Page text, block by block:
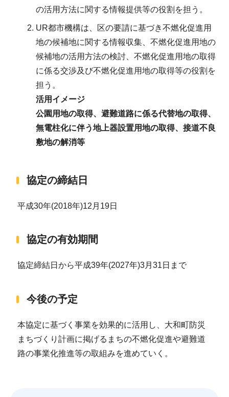
の活用方法に関する情報提供等の役割を担う。
UR都市機構は、区の要請に基づき不燃化促進用
地の候補地に関する情報収集、不燃化促進用地の
候補地の活用方法の検討、不燃化促進用地の取得
に係る交渉及び不燃化促進用地の取得等の役割を
担う。
活用イメージ
公園用地の取得、避難道路に係る代替地の取得、
無電柱化に伴う地上器設置用地の取得、接道不良
敷地の解消等
協定の締結日
平成30年(2018年)12月19日
協定の有効期間
協定締結日から平成39年(2027年)3月31日まで
今後の予定
本協定に基づく事業を効果的に活用し、大和町防災
まちづくり計画に掲げるまちの不燃化促進や避難道
路の事業化推進等の取組みを進めていく。